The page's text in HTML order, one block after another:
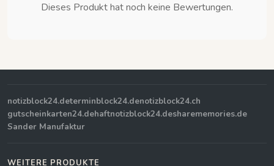
Dieses Produkt hat noch keine Bewertungen.
notizblock24.determinblock24.denotizblock24.ch
gutscheinkarten24.dehaftnotizblock24.desharememories.de
Sander Manufaktur
WEITERE PRODUKTE